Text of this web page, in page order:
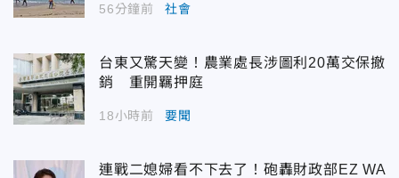
56分鐘前 社會
台東又驚天變！農業處長涉圖利20萬交保撤
銷 重開羈押庭
18小時前 要聞
連戰二媳婦看不下去了！砲轟財政部EZ WA